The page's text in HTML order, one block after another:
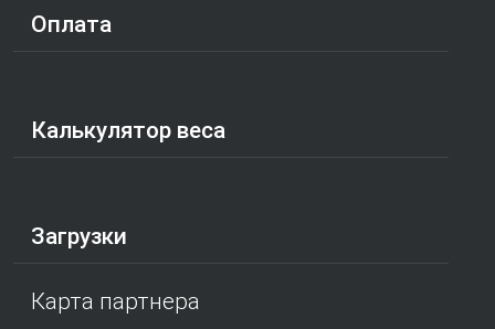
Оплата
Калькулятор веса
Загрузки
Карта партнера